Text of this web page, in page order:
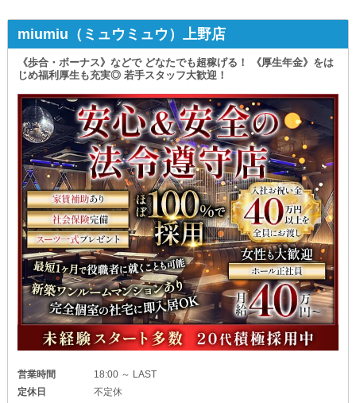
miumiu（ミュウミュウ）上野店
《歩合・ボーナス》などで どなたでも超稼げる！ 《厚生年金》をは
じめ福利厚生も充実◎ 若手スタッフ大歓迎！
営業時間
18:00 ～ LAST
定休日
不定休